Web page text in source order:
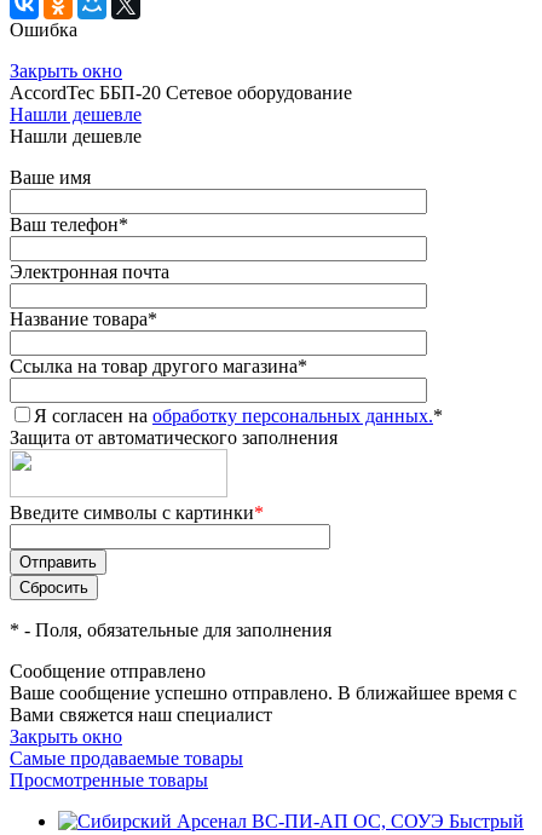
Ошибка
Закрыть окно
AccordTec ББП-20 Сетевое оборудование
Нашли дешевле
Нашли дешевле
Ваше имя
Ваш телефон*
Электронная почта
Название товара*
Ссылка на товар другого магазина*
Я согласен на обработку персональных данных.*
Защита от автоматического заполнения
Введите символы с картинки*
* - Поля, обязательные для заполнения
Сообщение отправлено
Ваше сообщение успешно отправлено. В ближайшее время с
Вами свяжется наш специалист
Закрыть окно
Самые продаваемые товары
Просмотренные товары
Быстрый